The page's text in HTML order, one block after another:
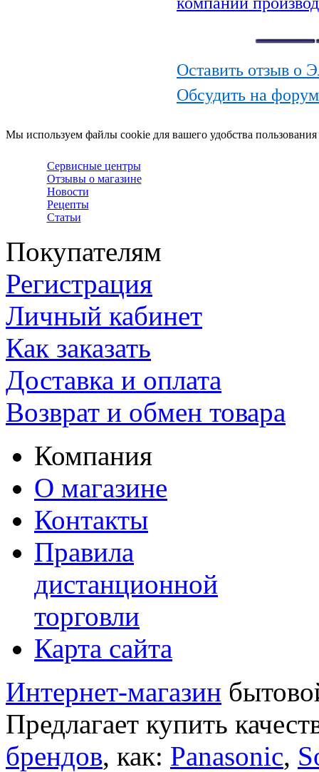
Оставить отзыв о
Обсудить на
Мы используем файлы cookie для вашего удобства
Сервисные центры
Отзывы о магазине
Новости
Рецепты
Статьи
Покупателям
Регистрация
Личный кабинет
Как заказать
Доставка и оплата
Возврат и обмен товара
Компания
О магазине
Контакты
Правила
дистанционной
торговли
Карта сайта
Интернет-магазин
Предлагает купить
брендов, как: Panasonic,